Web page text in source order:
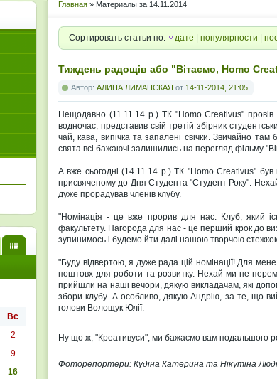
Главная » Материалы за 14.11.2014
Сортировать статьи по: дате популярности
Тиждень радощів або "Вітаємо, Homo
Автор: АЛИНА ЛИМАНСКАЯ от 14-11-2014, 21:05
Нещодавно (11.11.14 р.) ТК "Homo Creativus" провів
водночас, представив свій третій збірник
чай, кава, випічка та запалені свічки. Звичайно там
свята всі бажаючі залишились на перегляд фільму
А вже сьогодні (14.11.14 р.) ТК "Homo Creativus"
присвяченому до Дня Студента "Студент Року".
дуже прорадував членів клубу.
"Номінація - це вже прорив для нас. Клуб, який
факультету. Нагорода для нас - це перший крок до
зупинимось і будемо йти далі нашою творчою
"Буду відвертою, я дуже рада цій номінації! Для
поштовх для роботи та розвитку. Нехай ми не
прийшли на наші вечори, дякую викладачам, які
збори клубу. А особливо, дякую Андрію, за те, що
голови Волощук Юлії.
Ну що ж, "Креативуси", ми бажаємо вам подальшого
Фоторепортери: Кудіна Катерина та Нікутіна
кален
Вс
2
9
16